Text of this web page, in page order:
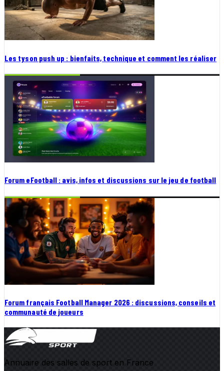
Les tyson push up : bienfaits, technique et comment les réaliser
Forum eFootball : avis, infos et discussions sur le jeu de football
Forum français Football Manager 2026 : discussions, conseils et
communauté de joueurs
Annuaire des salles de sport en France